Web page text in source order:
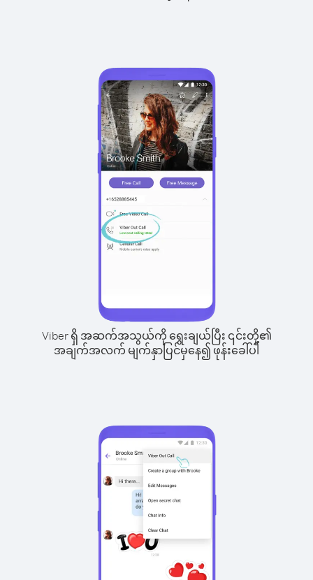
Viber ရှိ အဆက်အသွယ်ကို ရွေးချယ်ပြီး ၎င်းတို့၏
အချက်အလက် မျက်နှာပြင်မှနေ၍ ဖုန်းခေါ်ပါ